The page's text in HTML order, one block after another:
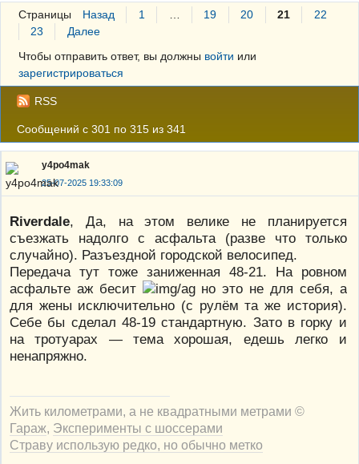
Страницы Назад 1 19 20 21
22
23
Далее
Чтобы отправить ответ, вы должны войти или
зарегистрироваться
RSS
Сообщений с 301 по 315 из 341
y4po4mak
25-07-2025 19:33:09
Riverdale, Да, на этом велике не планируется
съезжать надолго с асфальта (разве что только
случайно). Разъездной городской велосипед.
Передача тут тоже заниженная 48-21. На ровном
асфальте аж бесит
но это не для себя, а
для жены исключительно (с рулём та же история).
Себе бы сделал 48-19 стандартную. Зато в горку и
на тротуарах — тема хорошая, едешь легко и
ненапряжно.
Жить километрами, а не квадратными метрами ©
Гараж, Эксперименты с шоссерами
Страву использую редко, но обычно метко